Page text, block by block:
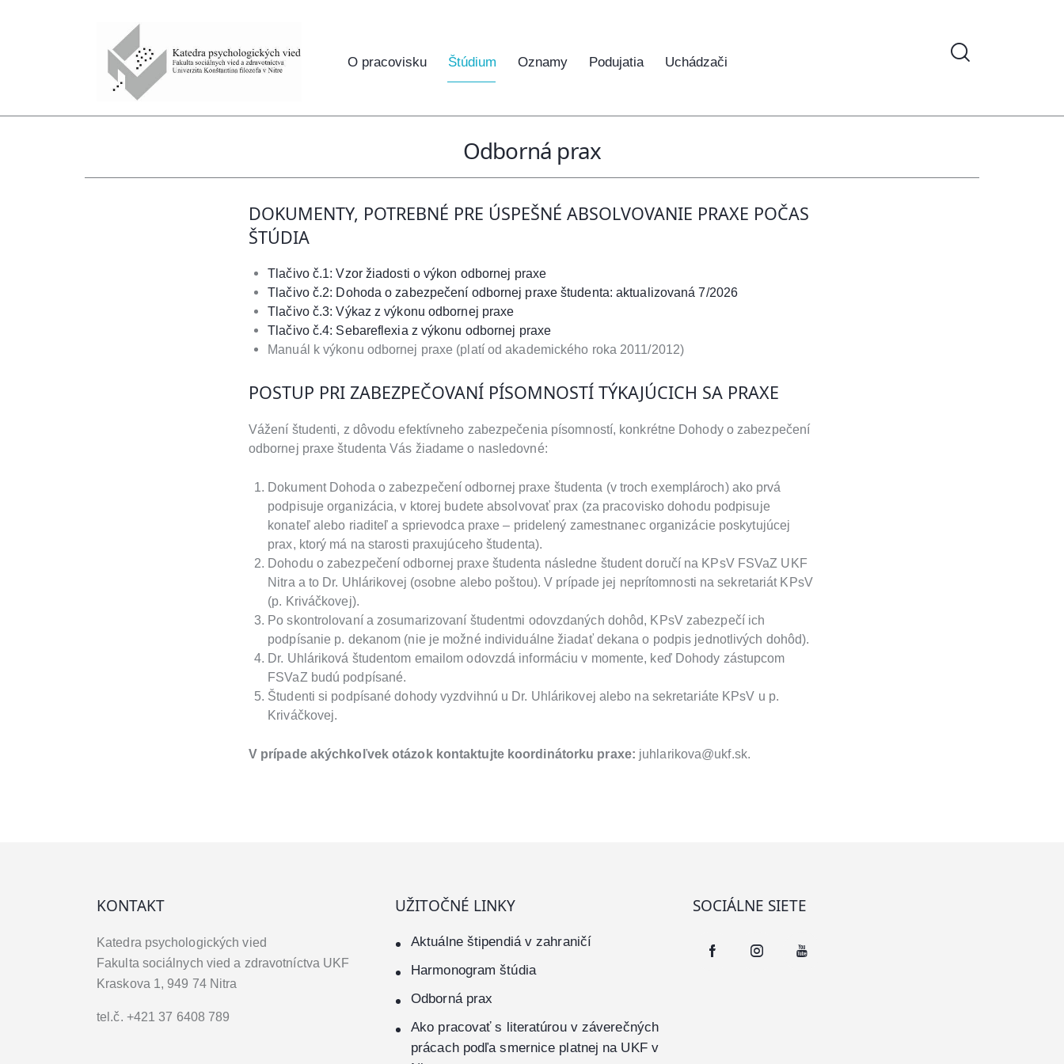
O pracovisku Štúdium Oznamy Podujatia Uchádzači
Odborná prax
DOKUMENTY, POTREBNÉ PRE ÚSPEŠNÉ ABSOLVOVANIE PRAXE POČAS
ŠTÚDIA
Tlačivo č.1: Vzor žiadosti o výkon odbornej praxe
Tlačivo č.2: Dohoda o zabezpečení odbornej praxe študenta: aktualizovaná 7/2026
Tlačivo č.3: Výkaz z výkonu odbornej praxe
Tlačivo č.4: Sebareflexia z výkonu odbornej praxe
Manuál k výkonu odbornej praxe (platí od akademického roka 2011/2012)
POSTUP PRI ZABEZPEČOVANÍ PÍSOMNOSTÍ TÝKAJÚCICH SA PRAXE
Vážení študenti, z dôvodu efektívneho zabezpečenia písomností, konkrétne Dohody o zabezpečení
odbornej praxe študenta Vás žiadame o nasledovné:
Dokument Dohoda o zabezpečení odbornej praxe študenta (v troch exemplároch) ako prvá
podpisuje organizácia, v ktorej budete absolvovať prax (za pracovisko dohodu podpisuje
konateľ alebo riaditeľ a sprievodca praxe – pridelený zamestnanec organizácie poskytujúcej
prax, ktorý má na starosti praxujúceho študenta).
Dohodu o zabezpečení odbornej praxe študenta následne študent doručí na KPsV FSVaZ UKF
Nitra a to Dr. Uhlárikovej (osobne alebo poštou). V prípade jej neprítomnosti na sekretariát KPsV
(p. Kriváčkovej).
Po skontrolovaní a zosumarizovaní študentmi odovzdaných dohôd, KPsV zabezpečí ich
podpísanie p. dekanom (nie je možné individuálne žiadať dekana o podpis jednotlivých dohôd).
Dr. Uhláriková študentom emailom odovzdá informáciu v momente, keď Dohody zástupcom
FSVaZ budú podpísané.
Študenti si podpísané dohody vyzdvihnú u Dr. Uhlárikovej alebo na sekretariáte KPsV u p.
Kriváčkovej.
V prípade akýchkoľvek otázok kontaktujte koordinátorku praxe: juhlarikova@ukf.sk.
KONTAKT
Katedra psychologických vied
Fakulta sociálnych vied a zdravotníctva UKF
Kraskova 1, 949 74 Nitra
tel.č. +421 37 6408 789
UŽITOČNÉ LINKY
Aktuálne štipendiá v zahraničí
Harmonogram štúdia
Odborná prax
Ako pracovať s literatúrou v záverečných
prácach podľa smernice platnej na UKF v
SOCIÁLNE SIETE